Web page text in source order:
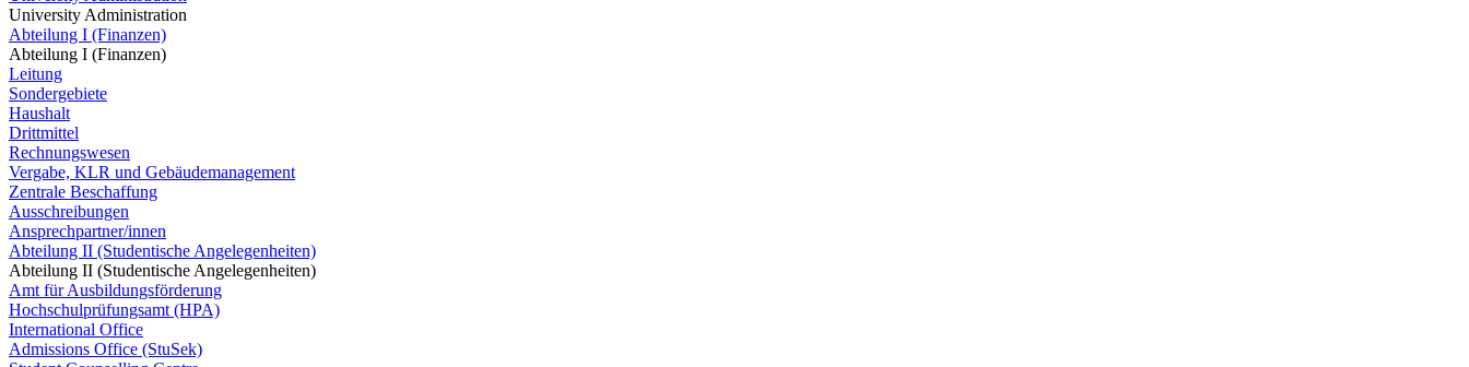
University Administration
Abteilung I (Finanzen)
Abteilung I (Finanzen)
Leitung
Sondergebiete
Haushalt
Drittmittel
Rechnungswesen
Vergabe, KLR und Gebäudemanagement
Zentrale Beschaffung
Ausschreibungen
Ansprechpartner/innen
Abteilung II (Studentische Angelegenheiten)
Abteilung II (Studentische Angelegenheiten)
Amt für Ausbildungsförderung
Hochschulprüfungsamt (HPA)
International Office
Admissions Office (StuSek)